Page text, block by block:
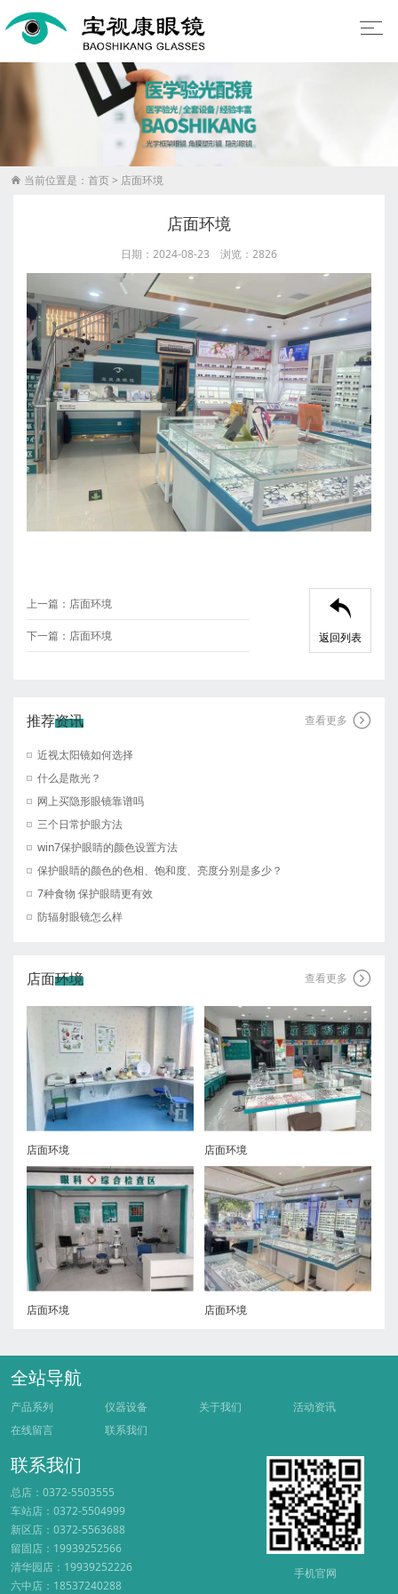
 当前位置是： 首页> 店面环境
店面环境
日期：2024-08-23 浏览：2826
上一篇： 店面环境
下一篇： 店面环境

返回列表
推荐资讯 查看更多 
近视太阳镜如何选择
什么是散光？
网上买隐形眼镜靠谱吗
三个日常护眼方法
win7保护眼睛的颜色设置方法
保护眼睛的颜色的色相、饱和度、亮度分别是多少？
7种食物 保护眼睛更有效
防辐射眼镜怎么样
店面环境 查看更多 
店面环境 店面环境
店面环境 店面环境
全站导航
产品系列 仪器设备 关于我们
活动资讯
在线留言
联系我们
手机官网
联系我们
总店：0372-5503555
车站店：0372-5504999
新区店：0372-5563688
留固店：19939252566
清华园店：19939252226
六中店：18537240288